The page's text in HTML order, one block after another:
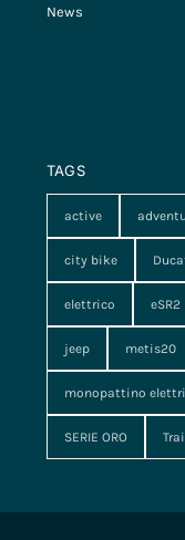
News
TAGS
active
city bike
elettrico eSR2
jeep metis20
monopattino
SERIE ORO